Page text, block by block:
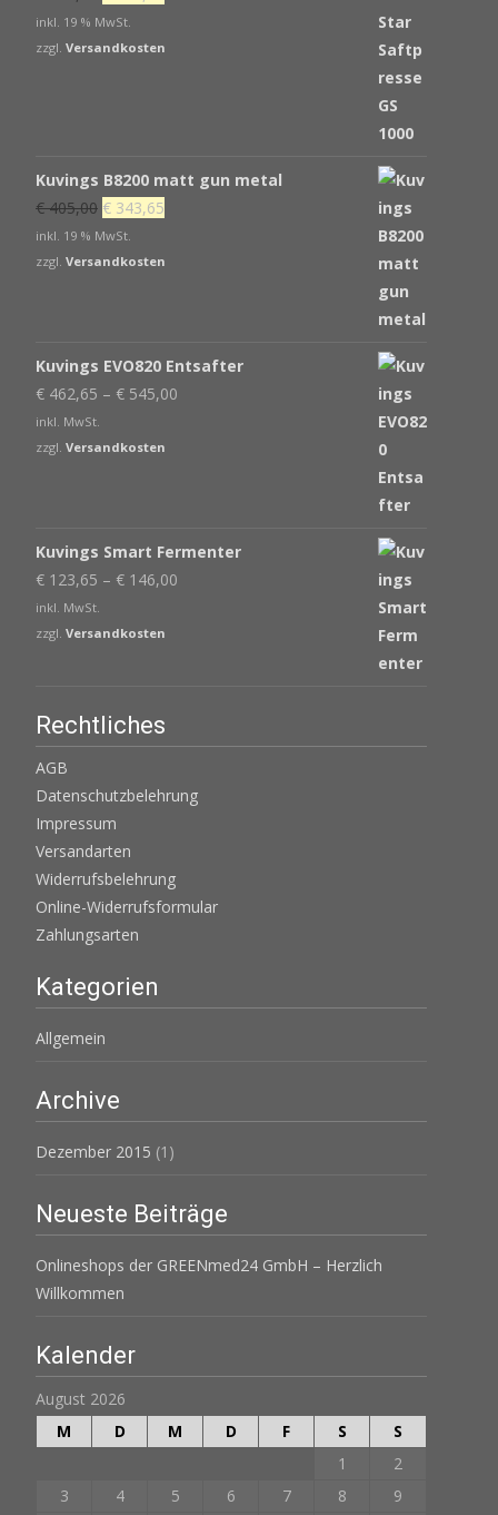
Preis
war:
ist:
inkl. 19 % MwSt.
zzgl. Versandkosten
Kuvings B8200 matt gun metal
€405,00 Ursprünglicher
Preis
war:
€ 343,65
ist:
inkl. 19 % MwSt.
zzgl. Versandkosten
Kuvings EVO820 Entsafter
€ 462,65 – € 545,00
inkl. MwSt.
zzgl. Versandkosten
Kuvings Smart Fermenter
€ 123,65 – € 146,00
inkl. MwSt.
zzgl. Versandkosten
Rechtliches
AGB
Datenschutzbelehrung
Impressum
Versandarten
Widerrufsbelehrung
Online-Widerrufsformular
Zahlungsarten
Kategorien
Allgemein
Archive
Dezember 2015 (1)
Neueste Beiträge
Onlineshops der GREENmed24 GmbH – Herzlich
Willkommen
Kalender
August 2026
M
D M D F S
S
1
2
3
4 5 6 7 8
9